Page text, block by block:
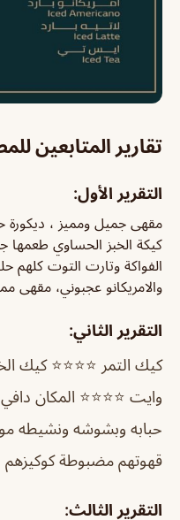
تقارير المتابعين
التقرير الأول:
مقهى جميل ومميز ، ديكورة
كيكة الخبز الحساوي طعمها
الفواكة وتارت التوت كلهم
والامريكانو عجبوني، مقهى
التقرير الثاني:
كيك التمر ⭐⭐⭐⭐ كيك
وايت ⭐⭐⭐⭐ المكان
حبابه وبشوشه ونشيطه
قهوتهم مضبوطة كوكيزهم
التقرير الثالث: